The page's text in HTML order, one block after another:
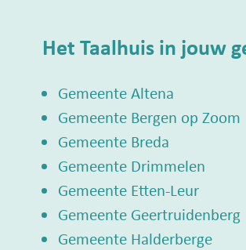
Het Taalhuis in jouw
Gemeente Altena
Gemeente Bergen op Zoom
Gemeente Breda
Gemeente Drimmelen
Gemeente Etten-Leur
Gemeente Geertruidenberg
Gemeente Halderberge